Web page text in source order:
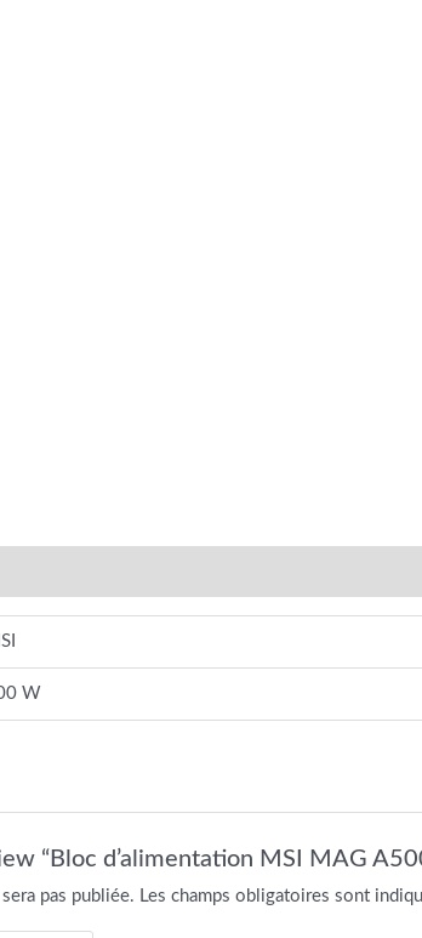
W
“Bloc d’alimentation MSI MAG
pas publiée. Les champs obligatoires sont